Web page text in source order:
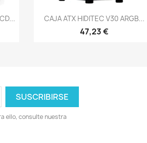
Vista rápida
CAJA ATX HIDITEC V30 ARGB...
47,23 €
ello, consulte nuestra